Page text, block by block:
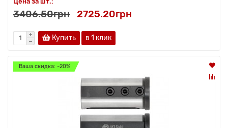
3406.50грн 2725.20грн
Купить в 1 клик
Ваша скидка: -20%